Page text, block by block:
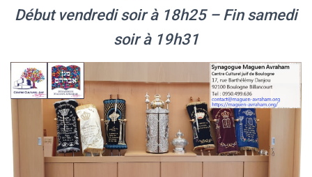
Début vendredi soir à 18h25 – Fin samedi
soir à 19h31